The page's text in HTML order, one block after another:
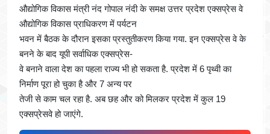
औद्योगिक विकास मंत्री नंद गोपाल नंदी के समक्ष उत्तर प्रदेश एक्सप्रेस वे
औद्योगिक विकास प्राधिकरण में पर्यटन
भवन में बैठक के दौरान इसका प्रस्तुतीकरण किया गया. इन एक्सप्रेस वे के
बनने के बाद यूपी सर्वाधिक एक्सप्रेस-
वे बनाने वाला देश का पहला राज्य भी हो सकता है. प्रदेश में 6 पृथ्वी का
निर्माण पूरा हो चुका है और 7 अन्य पर
तेजी से काम चल रहा है. अब छह और को मिलकर प्रदेश में कुल 19
एक्सप्रेसवे हो जाएंगे.